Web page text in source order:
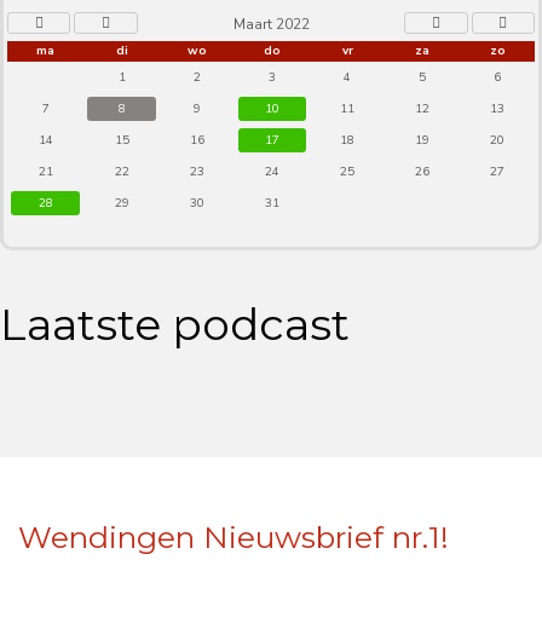
Maart 2022
ma di wo do vr za
zo
1
2 3 4 5
6
7
8 9 10 11 12
13
14
15 16 17 18 19
20
21
22 23 24 25 26
27
28
29 30 31
Laatste podcast
Wendingen Nieuwsbrief nr.1!